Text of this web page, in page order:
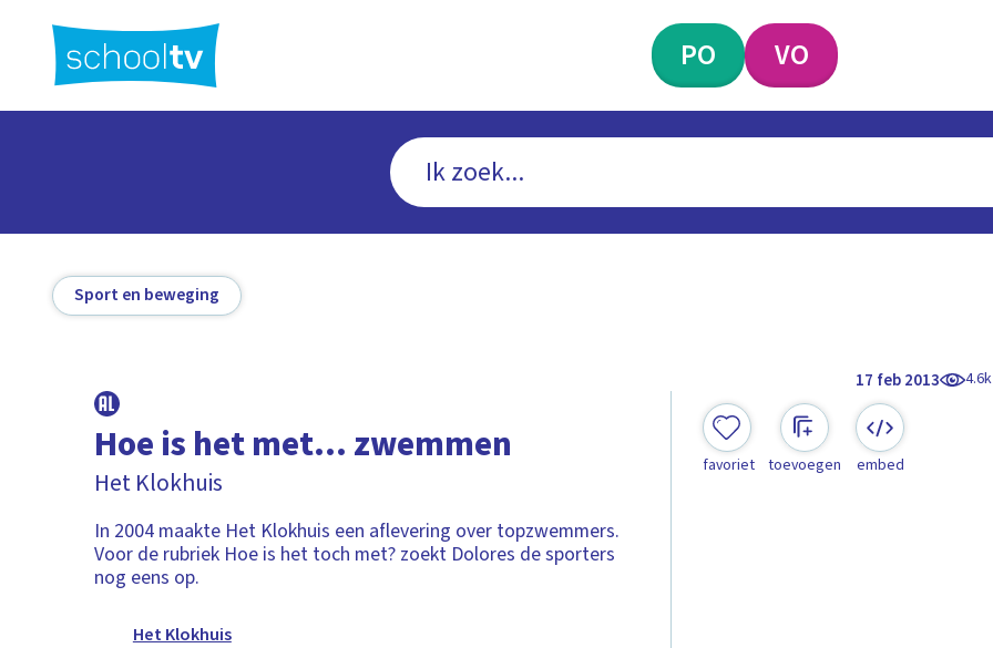
hoofdinhoud
PO VO
Sport en beweging
17 feb 2013 4.6k
Hoe is het met... zwemmen
Het Klokhuis
In 2004 maakte Het Klokhuis een aflevering over topzwemmers.
Voor de rubriek Hoe is het toch met? zoekt Dolores de sporters
nog eens op.
Het Klokhuis
favoriet toevoegen embed